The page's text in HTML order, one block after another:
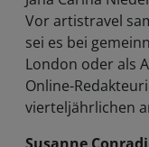
Vor artistravel
sei es bei
London oder als
Online-
vierteljährlichen
Susanne